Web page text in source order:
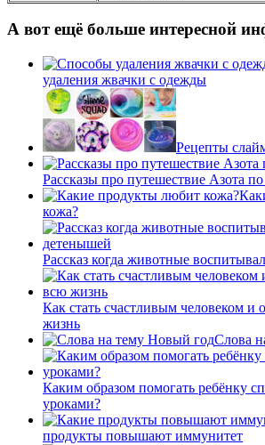
А вот ещё больше интересной
удаления жвачки с одежды
Рецепты
Рассказы про путешествие Азота
кожа?
Рассказ когда животные
Как стать счастливым человеком и
жизнь
Слова
Каким образом помогать ребёнку
уроками?
продукты повышают иммунитет